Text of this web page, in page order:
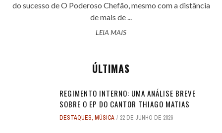
do sucesso de O Poderoso Chefão, mesmo com a distância
de mais de ...
LEIA MAIS
ÚLTIMAS
REGIMENTO INTERNO: UMA ANÁLISE BREVE
SOBRE O EP DO CANTOR THIAGO MATIAS
DESTAQUES, MÚSICA 22 DE JUNHO DE 2026